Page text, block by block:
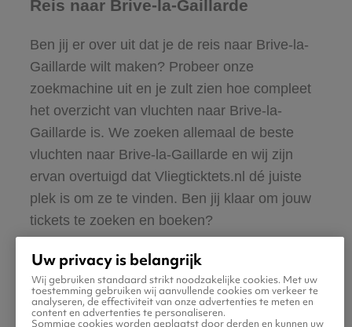
Reis naar Brive-la-Gaillarde
Ben jij er over uit dat je de reis naar Brive-la-
Gaillarde wilt maken? Probeer onze
zoekmachine uit en je zult zien hoe compleet
het overzicht van vluchten naar Brive-la-
Gaillarde is. We zoeken allemaal de beste
vluchten naar Brive-la-Gaillarde en wij zijn
ervan overtuigd dat Vliegticktets.nl dé juiste
plek is om ze te vinden. Ben jij klaar om jouw
tickets te zoeken en boeken?
Uw privacy is belangrijk
Wij gebruiken standaard strikt noodzakelijke cookies. Met uw
toestemming gebruiken wij aanvullende cookies om verkeer te
analyseren, de effectiviteit van onze advertenties te meten en
content en advertenties te personaliseren.
Sommige cookies worden geplaatst door derden en kunnen uw